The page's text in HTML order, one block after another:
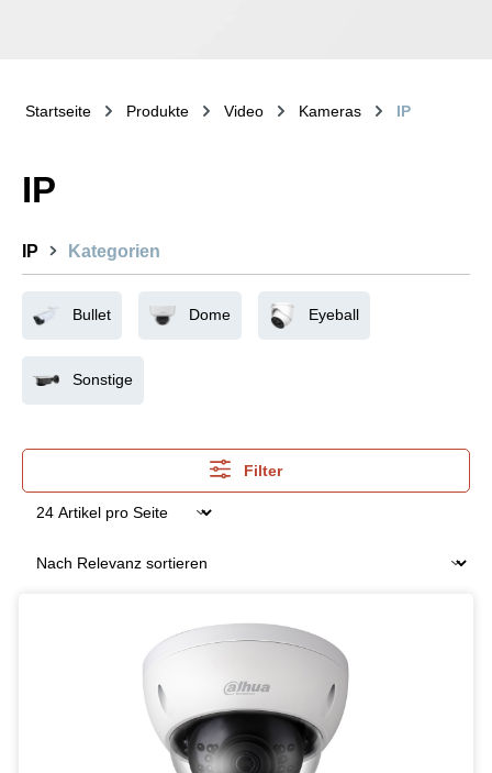
Startseite Produkte Video Kameras IP
IP
IP Kategorien
Bullet Dome Eyeball
Sonstige
Filter